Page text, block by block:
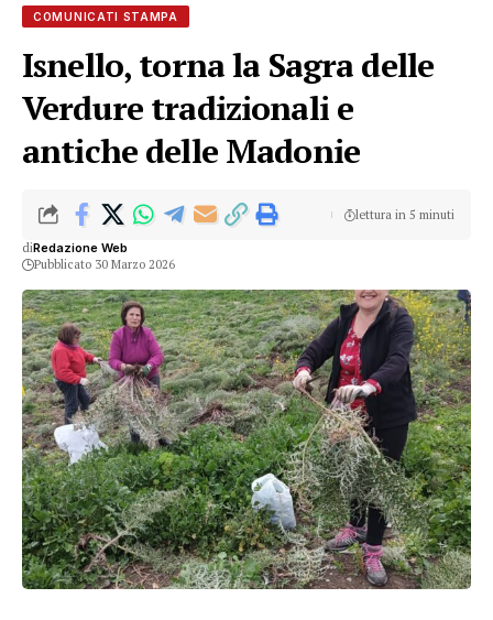
COMUNICATI STAMPA
Isnello, torna la Sagra delle
Verdure tradizionali e
antiche delle Madonie
diRedazione Web
Pubblicato 30 Marzo 2026
lettura in 5 minuti